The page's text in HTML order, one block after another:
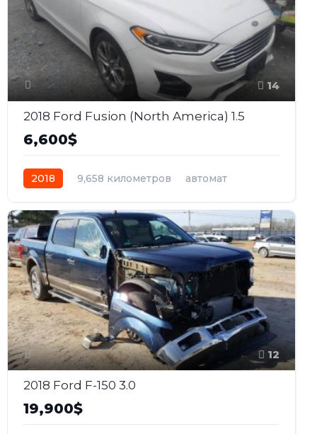
14
2018 Ford Fusion (North America) 1.5
6,600$
2018 9,658 километров
автомат
12
2018 Ford F-150 3.0
19,900$